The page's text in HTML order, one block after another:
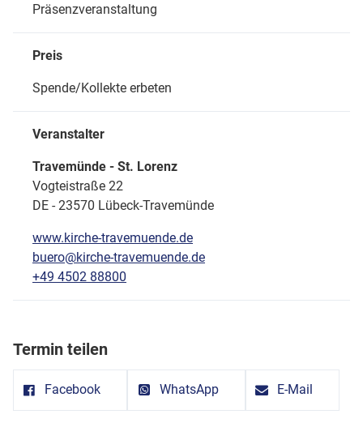
Präsenzveranstaltung
Preis
Spende/Kollekte erbeten
Veranstalter
Travemünde - St. Lorenz
Vogteistraße 22
DE - 23570 Lübeck-Travemünde
www.kirche-travemuende.de
buero@kirche-travemuende.de
+49 4502 88800
Termin teilen
Facebook WhatsApp E-Mail